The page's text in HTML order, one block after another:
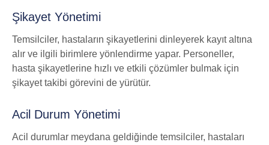
Şikayet Yönetimi
Temsilciler, hastaların şikayetlerini dinleyerek kayıt altına
alır ve ilgili birimlere yönlendirme yapar. Personeller,
hasta şikayetlerine hızlı ve etkili çözümler bulmak için
şikayet takibi görevini de yürütür.
Acil Durum Yönetimi
Acil durumlar meydana geldiğinde temsilciler, hastaları